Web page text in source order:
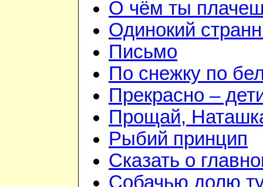
О чём ты
Одинокий
Письмо
По снежку по
Прекрасно –
Прощай,
Рыбий принцип
Сказать о
Собачью долю